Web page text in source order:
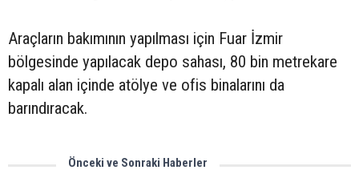
Araçların bakımının yapılması için Fuar İzmir
bölgesinde yapılacak depo sahası, 80 bin metrekare
kapalı alan içinde atölye ve ofis binalarını da
barındıracak.
Önceki ve Sonraki Haberler